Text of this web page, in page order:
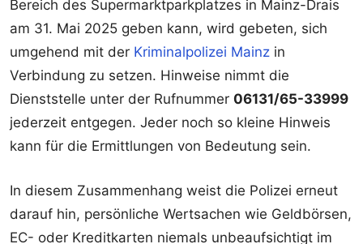
Bereich des Supermarktparkplatzes in Mainz-Drais
am 31. Mai 2025 geben kann, wird gebeten, sich
umgehend mit der Kriminalpolizei Mainz in
Verbindung zu setzen. Hinweise nimmt die
Dienststelle unter der Rufnummer 06131/65-33999
jederzeit entgegen. Jeder noch so kleine Hinweis
kann für die Ermittlungen von Bedeutung sein.
In diesem Zusammenhang weist die Polizei erneut
darauf hin, persönliche Wertsachen wie Geldbörsen,
EC- oder Kreditkarten niemals unbeaufsichtigt im